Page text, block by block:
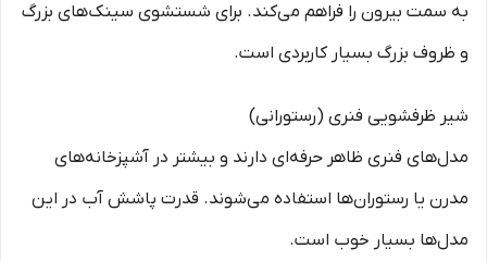
به سمت بیرون را فراهم می‌کند. برای شستشوی سینک‌های بزرگ
و ظروف بزرگ بسیار کاربردی است.
شیر ظرفشویی فنری (رستورانی)
مدل‌های فنری ظاهر حرفه‌ای دارند و بیشتر در آشپزخانه‌های
مدرن یا رستوران‌ها استفاده می‌شوند. قدرت پاشش آب در این
مدل‌ها بسیار خوب است.